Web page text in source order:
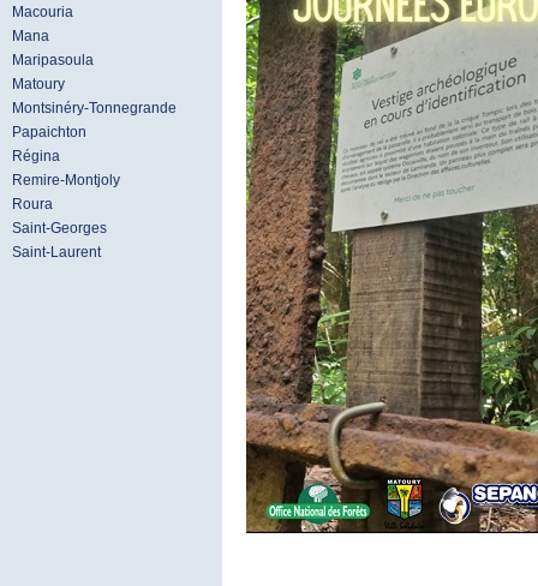
Macouria
Mana
Maripasoula
Matoury
Montsinéry-Tonnegrande
Papaichton
Régina
Remire-Montjoly
Roura
Saint-Georges
Saint-Laurent